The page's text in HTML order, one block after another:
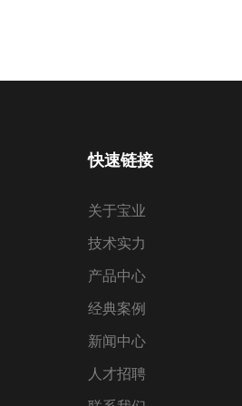
快速链接
关于宝业
技术实力
产品中心
经典案例
新闻中心
人才招聘